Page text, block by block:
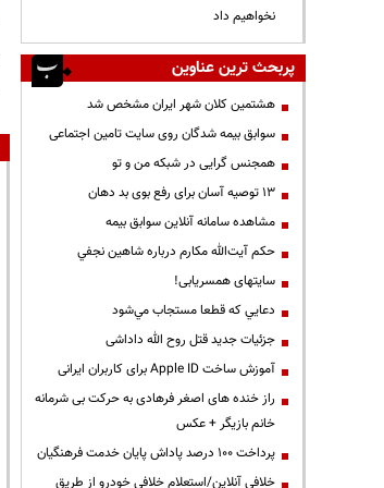
نخواهیم داد
پربحث ترین عناوین
هشتمین کلان شهر ایران مشخص شد
سوابق بیمه شدگان روی سایت تامین اجتماعی
همجنس گرایی در شبکه من و تو
13 توصیه آسان برای رفع بوی بد دهان
مشاهده سامانه آنلاين سوابق بیمه
حكم آيت‌الله مكارم درباره شاهين نجفي
سایتهای همسریابی!
دعايي كه قطعا مستجاب مي‌شود
جزئیات جدید قتل روح الله داداشی
آموزش ساخت Apple ID برای کاربران ایرانی
راز خنده های اصغر فرهادی به حرکت بی شرمانه
خانم بازیگر + عکس
پرداخت ۱۰۰ درصد پاداش پایان خدمت فرهنگیان
خلافی آنلاین/استعلام خلافی خودرو از طریق